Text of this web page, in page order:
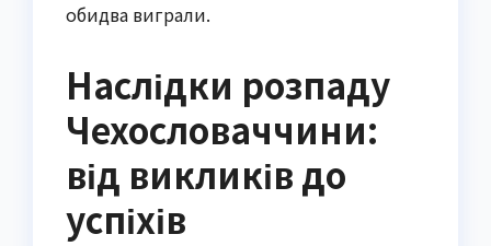
обидва виграли.
Наслідки розпаду
Чехословаччини:
від викликів до
успіхів